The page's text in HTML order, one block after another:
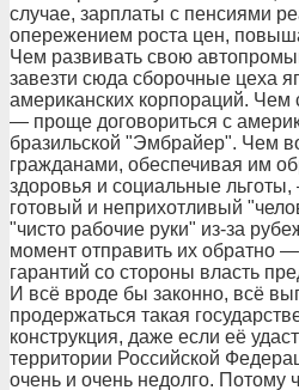
случае, зарплаты с пенсиями
опережением роста цен,
Чем развивать свою
завезти сюда сборочные цеха
американских корпораций. Чем
— проще договориться с
бразильской "Эмбрайер". Чем
гражданами, обеспечивая им
здоровья и социальные
готовый и неприхотливый
"чисто рабочие руки" из-за
момент отправить их обратно
гарантий со стороны власть
И всё вроде бы законно, всё
продержаться такая
конструкция, даже если её
территории Российской
очень и очень недолго. Потому